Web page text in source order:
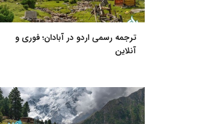
ترجمه رسمی اردو در آبادان؛ فوری و
آنلاین